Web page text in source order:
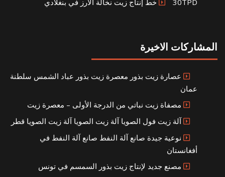
المشاركات الاخيرة
عصارة زيت بذور معصرة زيت بذور عباد الشمس سلطنة
عمان
مصفاة زيت نباتي من الدرجة الأولى – معصرة زيت
آلة زيت فول الصويا آلة زيت الصويا آلة زيت الصويا قطر
نوعية جيدة صانع آلة النفط صانع آلة النفط في
أفغانستان
مصنع جديد لإنتاج زيت بذور السمسم في تونس